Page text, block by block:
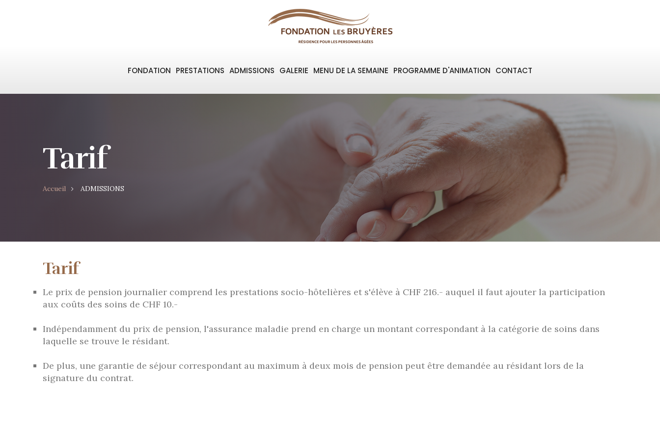
FONDATION PRESTATIONS ADMISSIONS GALERIE MENU DE LA SEMAINE PROGRAMME D'ANIMATION CONTACT
Tarif
Accueil ADMISSIONS
Tarif
Le prix de pension journalier comprend les prestations socio-hôtelières et s'élève à CHF 216.- auquel il faut ajouter la participation
aux coûts des soins de CHF 10.-
Indépendamment du prix de pension, l'assurance maladie prend en charge un montant correspondant à la catégorie de soins dans
laquelle se trouve le résidant.
De plus, une garantie de séjour correspondant au maximum à deux mois de pension peut être demandée au résidant lors de la
signature du contrat.